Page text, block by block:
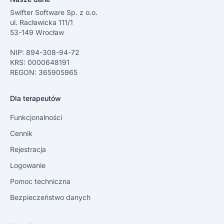
Swifter Software Sp. z o.o.
ul. Racławicka 111/1
53-149 Wrocław
NIP: 894-308-94-72
KRS: 0000648191
REGON: 365905965
Dla terapeutów
Funkcjonalności
Cennik
Rejestracja
Logowanie
Pomoc techniczna
Bezpieczeństwo danych